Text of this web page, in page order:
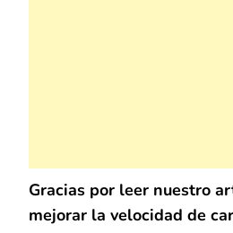
Gracias por leer nuestro
mejorar la velocidad de